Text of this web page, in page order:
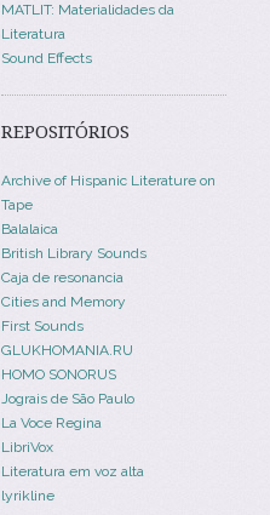
MATLIT: Materialidades da
Literatura
Sound Effects
REPOSITÓRIOS
Archive of Hispanic Literature on
Tape
Balalaica
British Library Sounds
Caja de resonancia
Cities and Memory
First Sounds
GLUKHOMANIA.RU
HOMO SONORUS
Jograis de São Paulo
La Voce Regina
LibriVox
Literatura em voz alta
lyrikline